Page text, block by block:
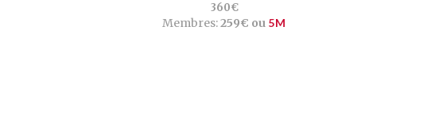
360€
Membres:259€ ou 5M